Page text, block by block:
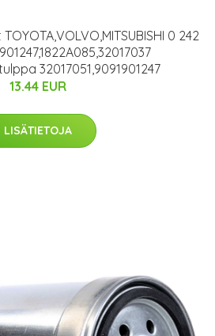
0 242
32017051,9091901247
13.44 EUR
LISÄTIETOJA